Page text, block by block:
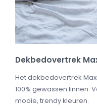
Dekbedovertrek
Het dekbedovertrek
100% gewassen linnen.
mooie, trendy kleuren.